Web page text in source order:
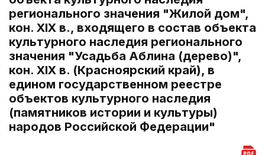
регионального значения "Жилой дом",
кон. XIX в., входящего в состав объекта
культурного наследия регионального
значения "Усадьба Аблина (дерево)",
кон. XIX в. (Красноярский край), в
едином государственном реестре
объектов культурного наследия
(памятников истории и культуры)
народов Российской Федерации"